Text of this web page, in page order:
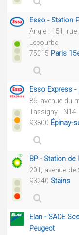
Esso - Station
Angle : 151,
Lecourbe
75015 Paris
Esso Express -
86, avenue du
Tassigny - N14
93800 Épinay-
BP - Station de
201, avenue de
93240 Stains
Elan - SACE
Peugeot